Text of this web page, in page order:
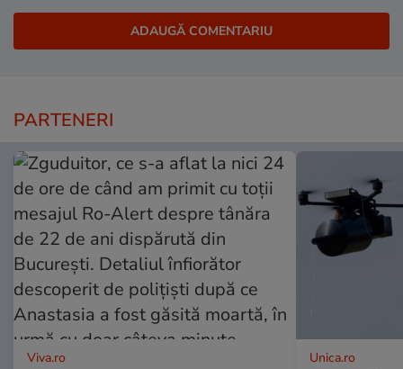
PARTENERI
Viva.ro Unica.ro